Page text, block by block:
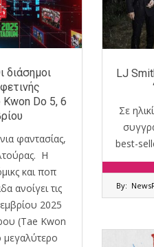
διάσημοι
Do 5, 6
φαντασίας,
Η
και ποπ
ανοίγει τις
2025
(Tae Kwon
LJ
Σε
best-
By: